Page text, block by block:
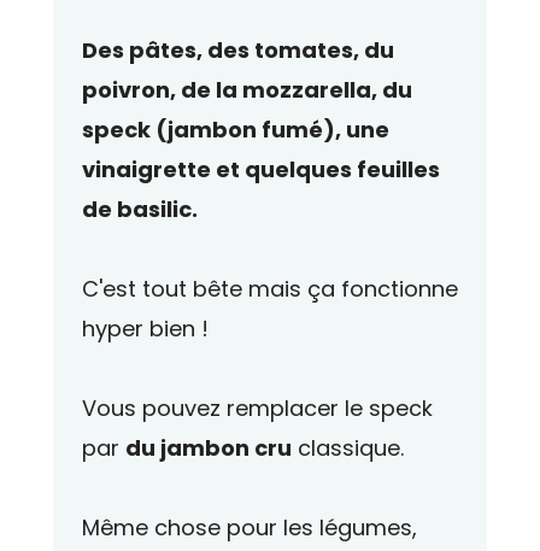
Des pâtes, des tomates, du
poivron, de la mozzarella, du
speck (jambon fumé), une
vinaigrette et quelques feuilles
de basilic.
C'est tout bête mais ça fonctionne
hyper bien !
Vous pouvez remplacer le speck
par du jambon cru classique.
Même chose pour les légumes,